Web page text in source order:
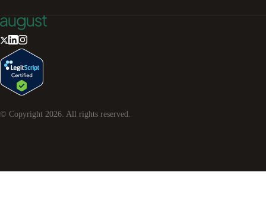
© Copyright 2026. All rights reserved.